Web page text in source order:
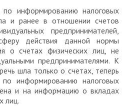
по информированию налоговых
и ранее в отношении счетов
предпринимателей,
действия данной нормы
о счетах физических лиц, не
предпринимателями. К
шла только о счетах, теперь
по информированию налоговых
и на информацию о вкладах
лиц.